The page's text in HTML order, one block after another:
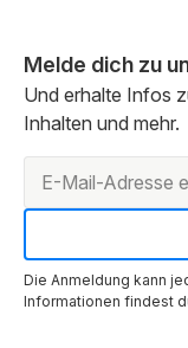
Melde dich zu
Und erhalte Infos
Inhalten und mehr.
Die Anmeldung kann
Informationen findest